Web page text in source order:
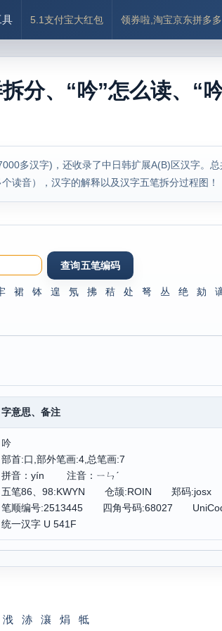
具 5.1支付宝大红包 领券啦,淘宝京东拼多
分、“吟”怎么读、“吟
多汉字)，还收录了中日韩扩展A(B)区汉字。
读音），汉字的解释以及汉字五笔拆分过程图！
裙 钵 遑 氖 拂 秸 处 弩 丛 绝 劾
字意思、备注
吟
部首:口,部外笔画:4,总笔画:7
拼音：yín 注音：ㄧㄣˊ
五笔86、98:KWYN 仓颉:ROIN 郑码:josx
笔顺编号:2513445 四角号码:68027
统一汉字 U 541F
浌 浾 瀼 焆 牴